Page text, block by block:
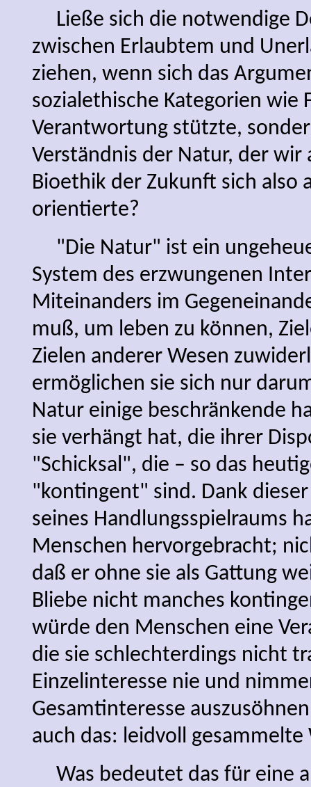
Ließe sich die notwendige
zwischen Erlaubtem und
ziehen, wenn sich das
sozialethische Kategorien wie
Verantwortung stützte,
Verständnis der Natur, der wir
Bioethik der Zukunft sich also
orientierte?
"Die Natur" ist ein
System des erzwungenen
Miteinanders im
muß, um leben zu können,
Zielen anderer Wesen
ermöglichen sie sich nur
Natur einige beschränkende
sie verhängt hat, die ihrer
"Schicksal", die – so das
"kontingent" sind. Dank
seines Handlungsspielraums
Menschen hervorgebracht;
daß er ohne sie als Gattung
Bliebe nicht manches
würde den Menschen eine
die sie schlechterdings nicht
Einzelinteresse nie und
Gesamtinteresse
auch das: leidvoll gesammelte
Was bedeutet das für eine